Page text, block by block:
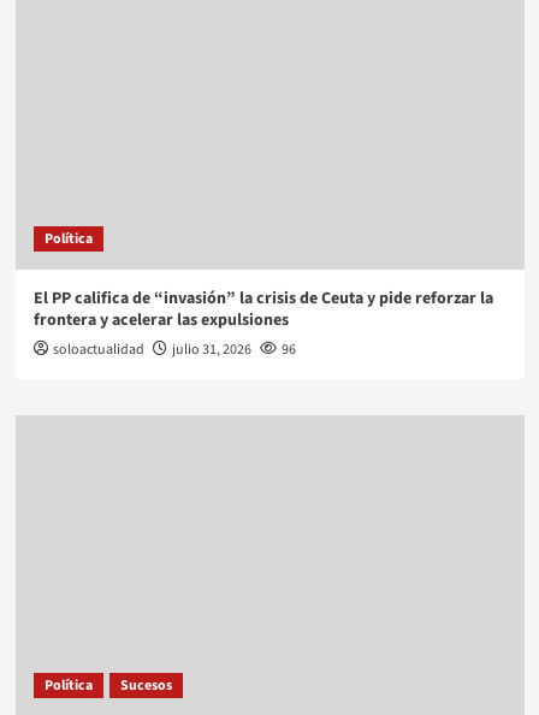
Política
El PP califica de “invasión” la crisis de Ceuta y pide reforzar la
frontera y acelerar las expulsiones
soloactualidad julio 31, 2026 96
Política Sucesos